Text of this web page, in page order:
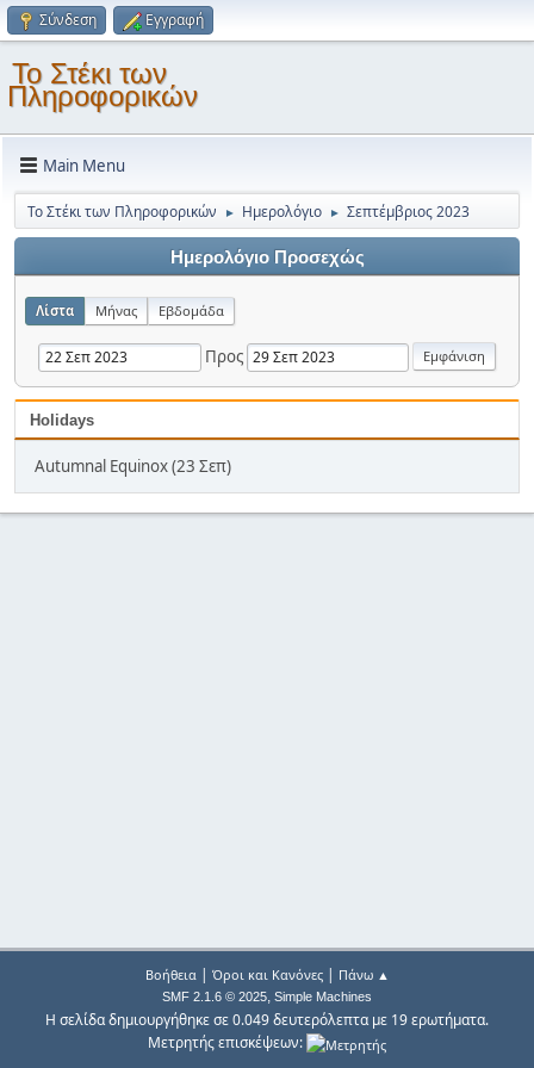
Σύνδεση Εγγραφή
Το Στέκι των
Πληροφορικών
Main Menu
Το Στέκι των Πληροφορικών ► Ημερολόγιο ► Σεπτέμβριος 2023
Ημερολόγιο Προσεχώς
Λίστα Μήνας Εβδομάδα
Προς
Holidays
Autumnal Equinox (23 Σεπ)
Βοήθεια| Όροι και Κανόνες| Πάνω ▲
SMF 2.1.6 © 2025, Simple Machines
Η σελίδα δημιουργήθηκε σε 0.049 δευτερόλεπτα με 19 ερωτήματα.
Μετρητής επισκέψεων: